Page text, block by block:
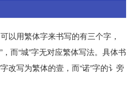
以用繁体字来书写的有三个字，
，而“城”字无对应繁体写法。具体书
改写为繁体的壹，而“诺”字的讠旁